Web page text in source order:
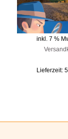
inkl. 7 %
Lieferzeit: